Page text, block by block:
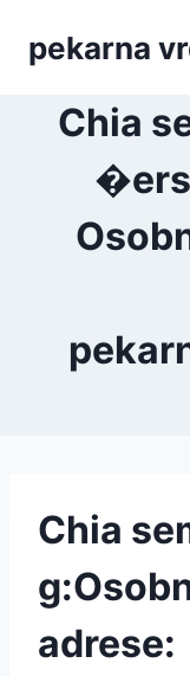
pekarna
Chia
Chia
adrese: